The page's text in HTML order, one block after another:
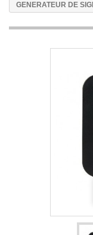
GENERATEUR DE